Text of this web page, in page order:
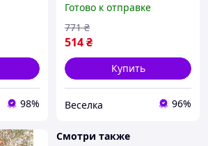
98%
компактный 315х100 мм
для рыбаков FLAME
Готово к отправке
514₴
771 ₴
Купить
Веселка 96%
Смотри также